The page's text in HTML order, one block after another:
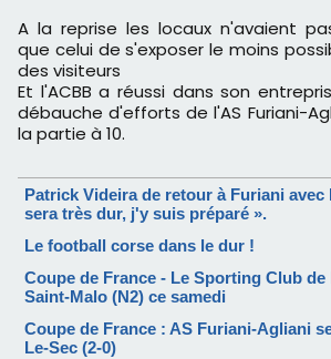
A la reprise les locaux n'avaient
que celui de s'exposer le moins
des visiteurs
Et l'ACBB a réussi dans son
débauche d'efforts de l'AS Furiani-
la partie à 10.
Patrick Videira de retour à Furiani avec
sera très dur, j'y suis préparé ».
Le football corse dans le dur !
Coupe de France - Le Sporting Club de
Saint-Malo (N2) ce samedi
Coupe de France : AS Furiani-Agliani
Le-Sec (2-0)